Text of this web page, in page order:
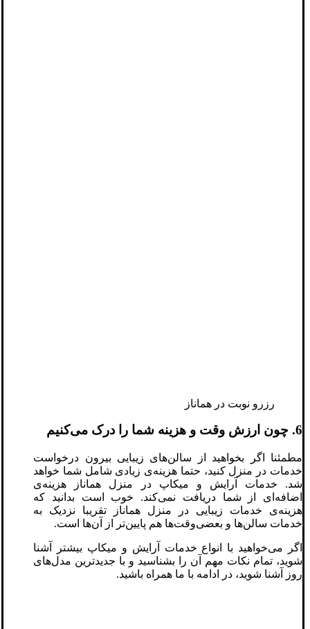
رزرو نوبت در هماناز
6. چون ارزش وقت و هزینه شما را درک می‌کنیم
مطمئنا اگر بخواهید از سالن‌های زیبایی بیرون درخواست
خدمات در منزل کنید، حتما هزینه‌ی زیادی شامل شما خواهد
شد. خدمات آرایش و میکاپ در منزل هماناز هزینه‌ی
اضافه‌ای از شما دریافت نمی‌کند. خوب است بدانید که
هزینه‌ی خدمات زیبایی در منزل هماناز تقریبا نزدیک به
خدمات سالن‌ها و بعضی‌وقت‌ها هم پایین‌تر از آن‌ها است.
اگر می‌خواهید با انواع خدمات آرایش و میکاپ بیشتر آشنا
شوید، تمام نکات مهم آن را بشناسید و با جدیدترین مدل‌های
روز آشنا شوید، در ادامه با ما همراه باشید.